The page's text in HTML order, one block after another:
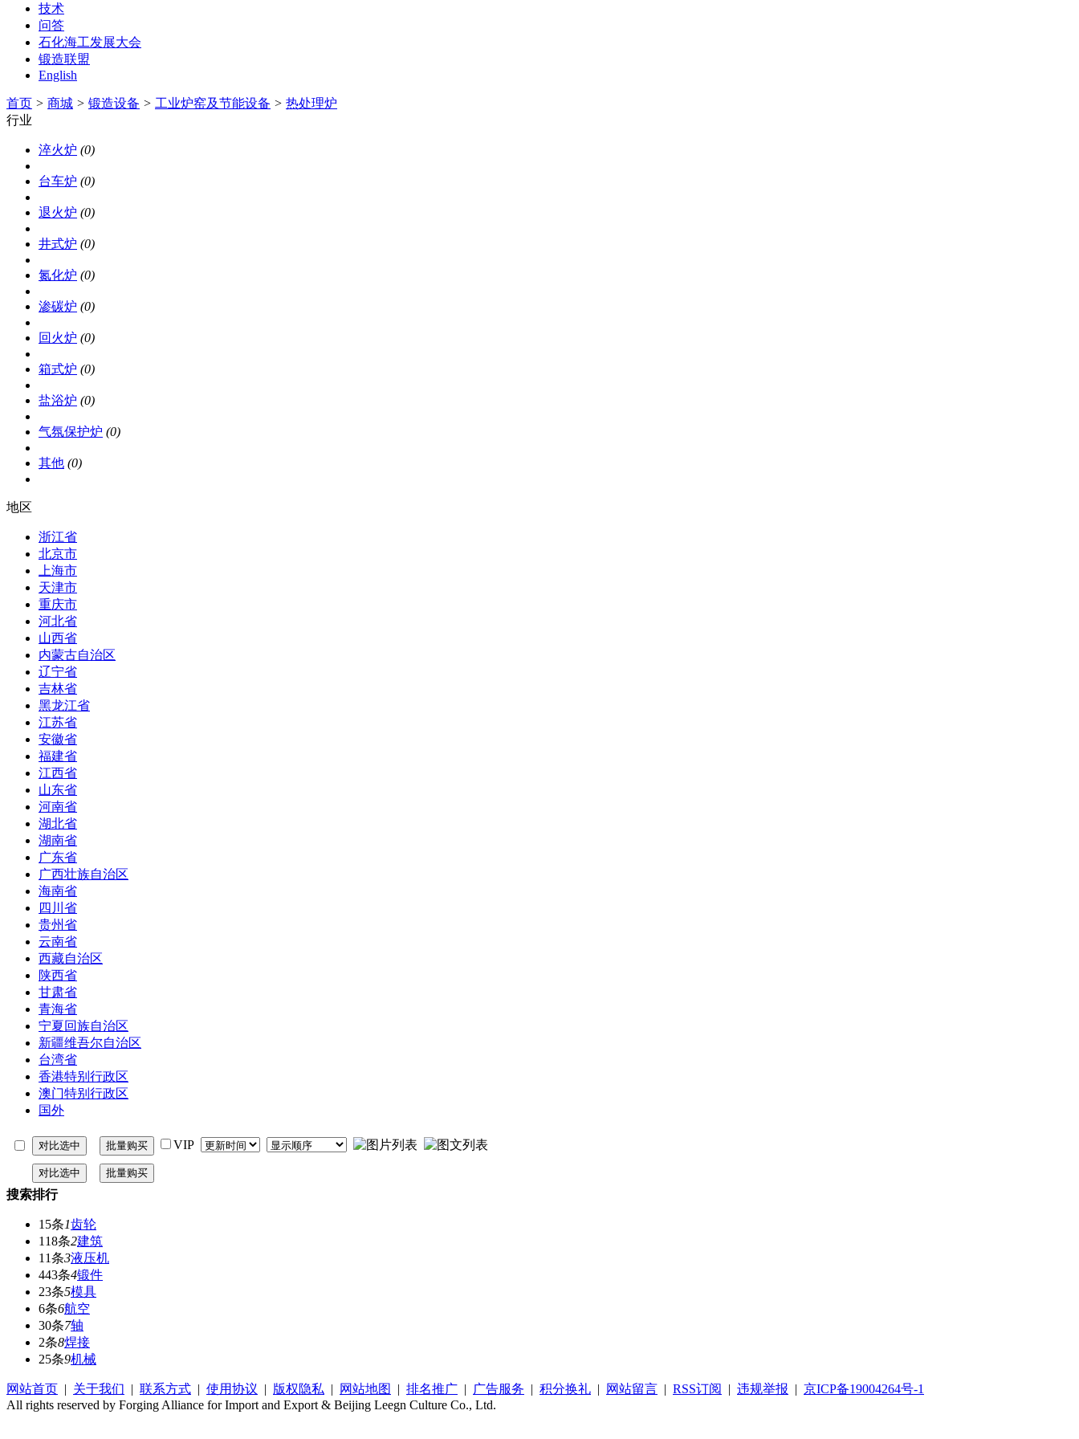
技术
问答
石化海工发展大会
锻造联盟
English
首页 > 商城 > 锻造设备 > 工业炉窑及节能设备 > 热处理炉
行业
淬火炉 (0)
台车炉 (0)
退火炉 (0)
井式炉 (0)
氮化炉 (0)
渗碳炉 (0)
回火炉 (0)
箱式炉 (0)
盐浴炉 (0)
气氛保护炉 (0)
其他 (0)
地区
浙江省
北京市
上海市
天津市
重庆市
河北省
山西省
内蒙古自治区
辽宁省
吉林省
黑龙江省
江苏省
安徽省
福建省
江西省
山东省
河南省
湖北省
湖南省
广东省
广西壮族自治区
海南省
四川省
贵州省
云南省
西藏自治区
陕西省
甘肃省
青海省
宁夏回族自治区
新疆维吾尔自治区
台湾省
香港特别行政区
澳门特别行政区
国外
VIP
搜索排行
15条1齿轮
118条2建筑
11条3液压机
443条4锻件
23条5模具
6条6航空
30条7轴
2条8焊接
25条9机械
网站首页 | 关于我们 | 联系方式 | 使用协议 | 版权隐私 | 网站地图 | 排名推广 | 广告服务 | 积分换礼 | 网站留言 | RSS订阅 | 违规举报 | 京ICP备19004264号-1
All rights reserved by Forging Alliance for Import and Export & Beijing Leegn Culture Co., Ltd.